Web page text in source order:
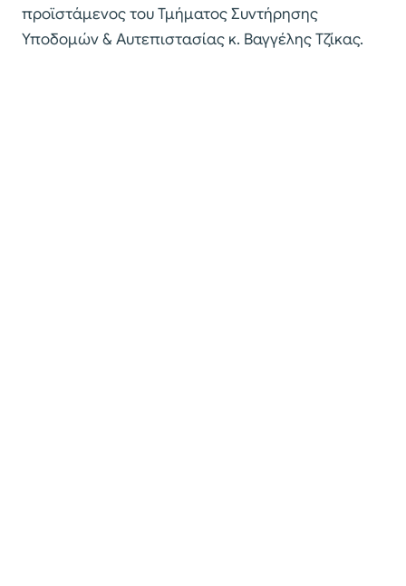
προϊστάμενος του Τμήματος Συντήρησης
Υποδομών & Αυτεπιστασίας κ. Βαγγέλης Τζίκας.